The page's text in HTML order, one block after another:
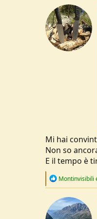
t
i
o
n
s
:
Mi hai
Non so
E il tempo è
R
c
t
i
Montinvisibili